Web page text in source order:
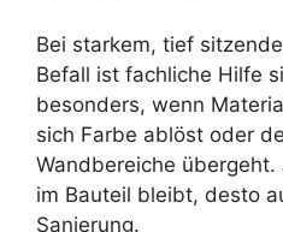
Bei starkem, tief
Befall ist fachliche Hilfe
besonders, wenn
sich Farbe ablöst oder
Wandbereiche
im Bauteil bleibt, desto
Sanierung.